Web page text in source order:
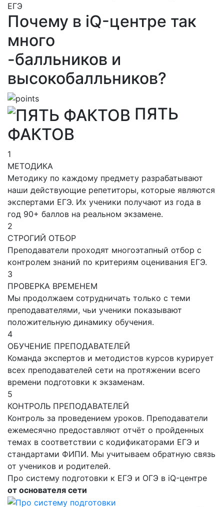
ЕГЭ
Почему в iQ-центре так
много
-балльников и
высокобалльников?
ПЯТЬ
ФАКТОВ
1
МЕТОДИКА
Методику по каждому предмету разрабатывают
наши действующие репетиторы, которые являются
экспертами ЕГЭ. Их ученики получают из года в
год 90+ баллов на реальном экзамене.
2
СТРОГИЙ ОТБОР
Преподаватели проходят многоэтапный отбор с
контролем знаний по критериям оценивания ЕГЭ.
3
ПРОВЕРКА ВРЕМЕНЕМ
Мы продолжаем сотрудничать только с теми
преподавателями, чьи ученики показывают
положительную динамику обучения.
4
ОБУЧЕНИЕ ПРЕПОДАВАТЕЛЕЙ
Команда экспертов и методистов курсов курирует
всех преподавателей сети на протяжении всего
времени подготовки к экзаменам.
5
КОНТРОЛЬ ПРЕПОДАВАТЕЛЕЙ
Контроль за проведением уроков. Преподаватели
ежемесячно предоставляют отчёт о пройденных
темах в соответствии с кодификаторами ЕГЭ и
стандартами ФИПИ. Мы учитываем обратную связь
от учеников и родителей.
Про систему подготовки к ЕГЭ и ОГЭ в iQ-центре
от основателя сети